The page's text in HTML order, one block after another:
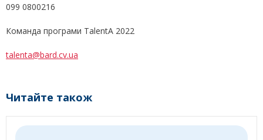
099 0800216
Команда програми ТalentA 2022
talenta@bard.cv.ua
Читайте також